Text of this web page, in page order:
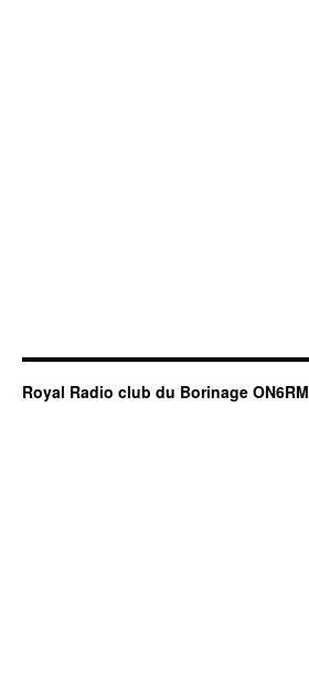
Royal Radio club du Borinage ON6RM